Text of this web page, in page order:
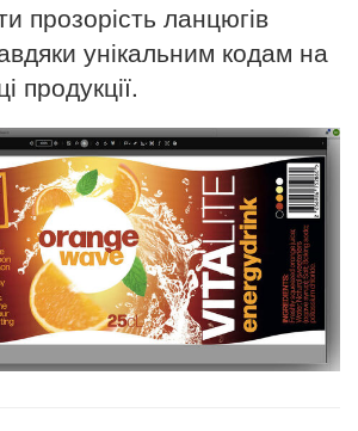
прозорість ланцюгів
унікальним кодам на
продукції.